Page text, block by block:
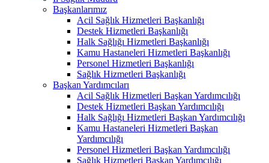
Başkanlarımız
Acil Sağlık Hizmetleri Başkanlığı
Destek Hizmetleri Başkanlığı
Halk Sağlığı Hizmetleri Başkanlığı
Kamu Hastaneleri Hizmetleri Başkanlığı
Personel Hizmetleri Başkanlığı
Sağlık Hizmetleri Başkanlığı
Başkan Yardımcıları
Acil Sağlık Hizmetleri Başkan Yardımcılığı
Destek Hizmetleri Başkan Yardımcılığı
Halk Sağlığı Hizmetleri Başkan Yardımcılığı
Kamu Hastaneleri Hizmetleri Başkan
Yardımcılığı
Personel Hizmetleri Başkan Yardımcılığı
Sağlık Hizmetleri Başkan Yardımcılığı